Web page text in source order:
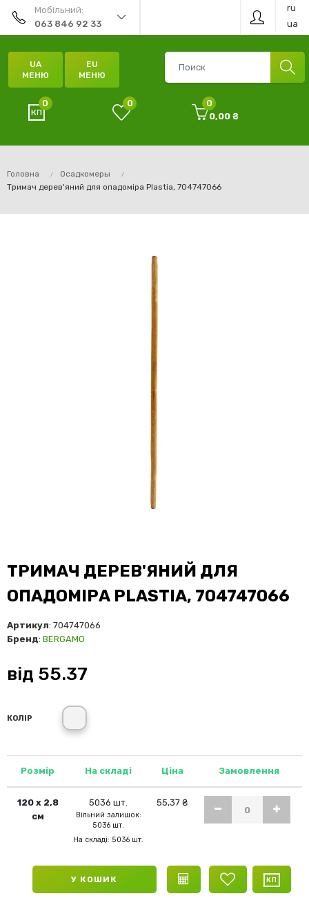
Мобільний:
063 846 92 33
ru
ua
UA
МЕНЮ
EU
МЕНЮ
0 0
0
0,00 ₴
Головна
Осадкомеры
Тримач дерев'яний для опадоміра Plastia, 704747066
ТРИМАЧ ДЕРЕВ'ЯНИЙ ДЛЯ
ОПАДОМІРА PLASTIA, 704747066
Артикул: 704747066
Бренд: BERGAMO
від 55.37
КОЛІР
білий-матовий
Розмір На складі Ціна Замовлення
120 x 2,8
см
5036 шт.
Вільний залишок:
5036 шт.
На складі: 5036 шт.
55,37 ₴
У КОШИК